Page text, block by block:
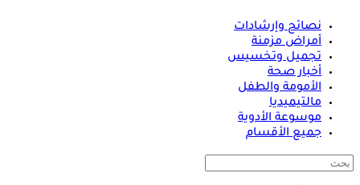
نصائح وإرشادات
أمراض مزمنة
تجميل وتخسيس
أخبار صحة
الأمومة والطفل
مالتيميديا
موسوعة الأدوية
جميع الأقسام